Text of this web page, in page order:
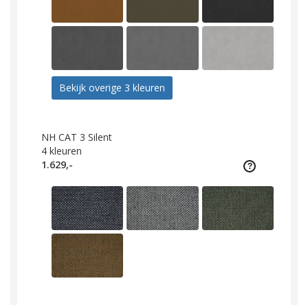
Bekijk overige 3 kleuren
NH CAT 3 Silent
4 kleuren
1.629,-